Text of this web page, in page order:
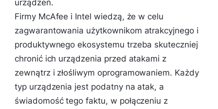
urządzeń.
Firmy McAfee i Intel wiedzą, że w celu
zagwarantowania użytkownikom atrakcyjnego i
produktywnego ekosystemu trzeba skuteczniej
chronić ich urządzenia przed atakami z
zewnątrz i złośliwym oprogramowaniem. Każdy
typ urządzenia jest podatny na atak, a
świadomość tego faktu, w połączeniu z